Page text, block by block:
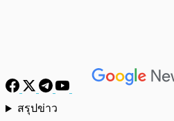
สรุปข่าว